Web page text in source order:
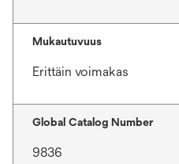
Mukautuvuus
Erittäin voimakas
Global Catalog Number
9836